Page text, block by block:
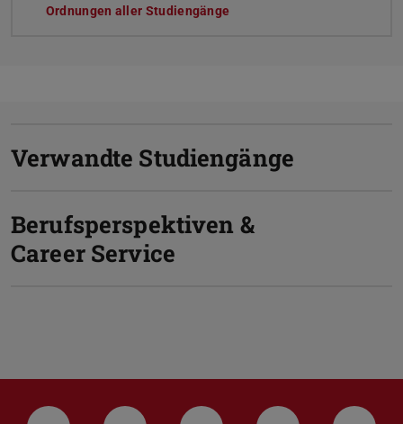
Ordnungen aller Studiengänge
Verwandte Studiengänge
Berufsperspektiven &
Career Service